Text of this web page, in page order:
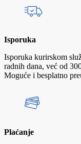
Isporuka
Isporuka kurirskom
radnih dana, već od
Moguće i besplatno
Plaćanje